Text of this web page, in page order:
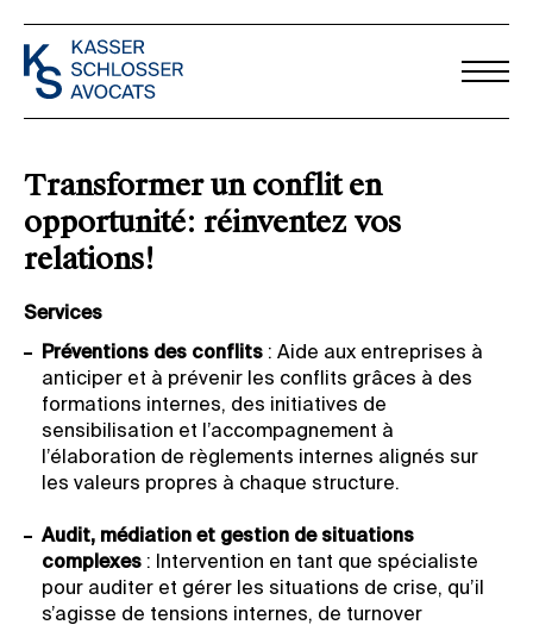
Transformer un conflit en
opportunité: réinventez vos
relations!
Services
Préventions des conflits : Aide aux entreprises à
anticiper et à prévenir les conflits grâces à des
formations internes, des initiatives de
sensibilisation et l’accompagnement à
l’élaboration de règlements internes alignés sur
les valeurs propres à chaque structure.
Audit, médiation et gestion de situations
complexes : Intervention en tant que spécialiste
pour auditer et gérer les situations de crise, qu’il
s’agisse de tensions internes, de turnover